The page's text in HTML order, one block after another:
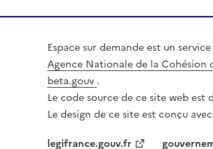
Espace sur demande est un
Agence Nationale de la Cohésion
beta.gouv .
Le code source de ce site web
Le design de ce site est conçu
legifrance.gouv.fr